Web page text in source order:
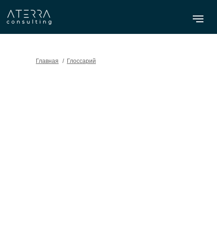
Главная / Глоссарий